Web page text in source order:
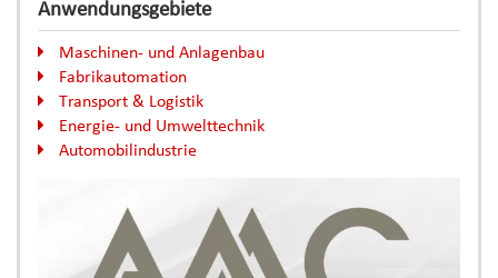
Anwendungsgebiete
Maschinen- und Anlagenbau
Fabrikautomation
Transport & Logistik
Energie- und Umwelttechnik
Automobilindustrie